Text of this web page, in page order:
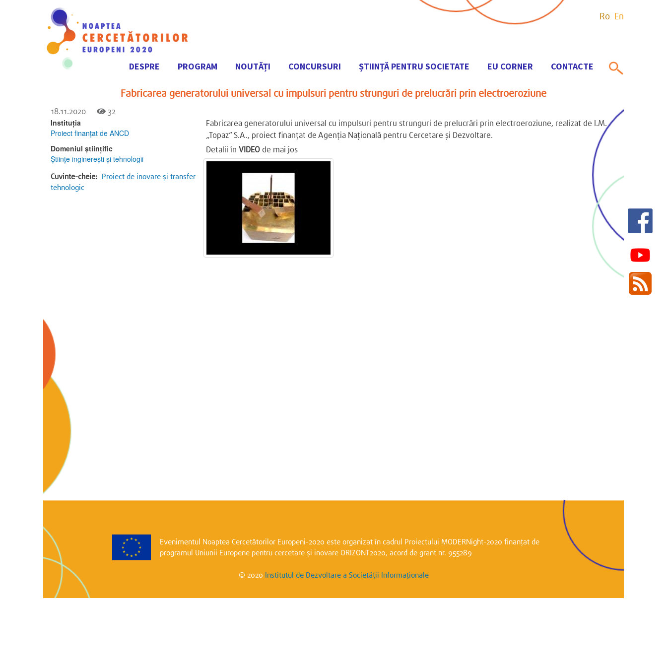
la
Ro En
Navigare
DESPRE PROGRAM NOUTĂȚI CONCURSURI ȘTIINȚĂ PENTRU SOCIETATE EU CORNER CONTACTE
Fabricarea generatorului universal cu impulsuri pentru strunguri de prelucrări prin electroeroziune
18.11.2020
32
Fabricarea generatorului universal cu impulsuri pentru strunguri de prelucrări prin electroeroziune, realizat de I.M.
„Topaz” S.A., proiect finanțat de Agenția Națională pentru Cercetare și Dezvoltare.
Detalii în VIDEOde mai jos
Instituția
Proiect finanțat de ANCD
Domeniul științific
Ştiinţe inginereşti şi tehnologii
Cuvinte-cheie: Proiect de inovare și transfer
tehnologic
Evenimentul Noaptea Cercetătorilor Europeni-2020 este organizat în cadrul Proiectului MODERNight-2020 finanțat de
programul Uniunii Europene pentru cercetare și inovare ORIZONT2020, acord de grant nr. 955289
© 2020 Institutul de Dezvoltare a Societății Informaționale